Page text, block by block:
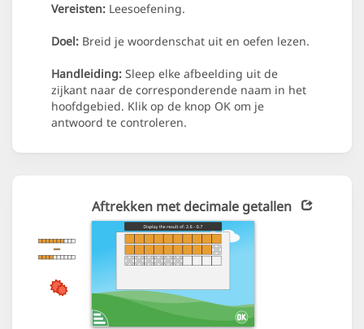
Vereisten: Leesoefening.
Doel: Breid je woordenschat uit en oefen lezen.
Handleiding: Sleep elke afbeelding uit de
zijkant naar de corresponderende naam in het
hoofdgebied. Klik op de knop OK om je
antwoord te controleren.
Aftrekken met decimale getallen